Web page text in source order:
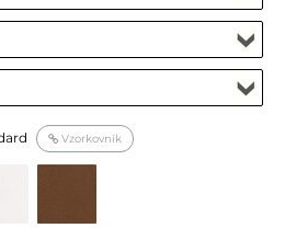
Vzorkovník